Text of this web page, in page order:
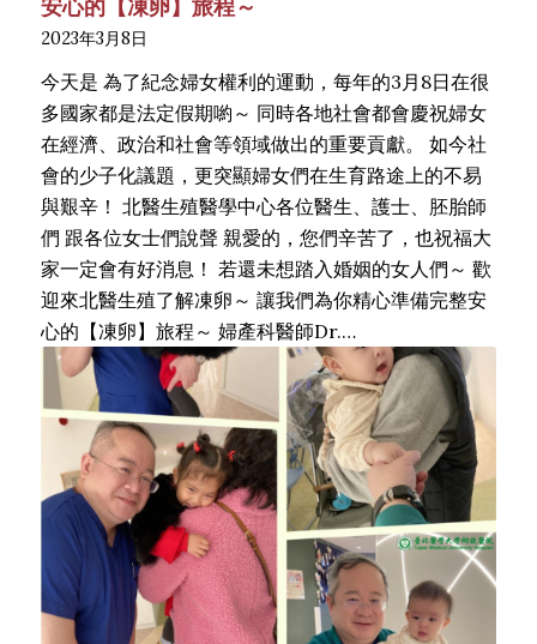
安心的【凍卵】旅程～
2023年3月8日
今天是 為了紀念婦女權利的運動，每年的3月8日在很
多國家都是法定假期喲～ 同時各地社會都會慶祝婦女
在經濟、政治和社會等領域做出的重要貢獻。 如今社
會的少子化議題，更突顯婦女們在生育路途上的不易
與艱辛！ 北醫生殖醫學中心各位醫生、護士、胚胎師
們 跟各位女士們說聲 親愛的，您們辛苦了，也祝福大
家一定會有好消息！ 若還未想踏入婚姻的女人們～ 歡
迎來北醫生殖了解凍卵～ 讓我們為你精心準備完整安
心的【凍卵】旅程～ 婦產科醫師Dr.…